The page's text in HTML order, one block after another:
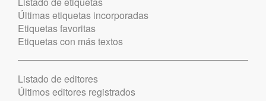
Últimas etiquetas incorporadas
Etiquetas favoritas
Etiquetas con más textos
Listado de editores
Últimos editores registrados